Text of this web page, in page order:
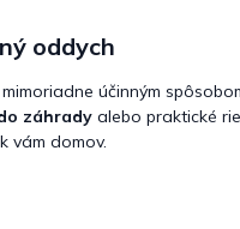
oddych
účinným
záhrady alebo praktické
vám domov.